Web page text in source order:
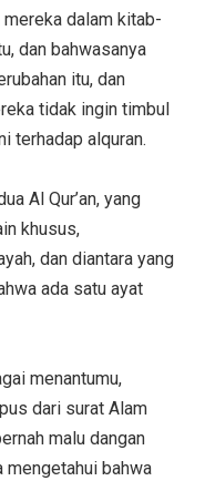
dalam kitab-
dan bahwasanya
itu, dan
tidak ingin timbul
terhadap alquran.
Al Qur’an, yang
khusus,
dan diantara yang
ada satu ayat
menantumu,
dari surat Alam
malu dangan
mengetahui bahwa